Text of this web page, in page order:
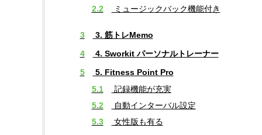
2.2
ミュージックバック機能付き
3
3. 筋トレMemo
4
4. Sworkit パーソナルトレーナー
5
5. Fitness Point Pro
5.1
記録機能が充実
5.2
自動インターバル設定
5.3
女性版も有る